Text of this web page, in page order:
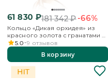
61 830₽181 342₽-66%
Кольцо «Дикая орхидея» из
красного золота с гранатами и
аметистами
5.0 9 отзывов
В корзину